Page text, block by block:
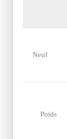
Neuf
Poids